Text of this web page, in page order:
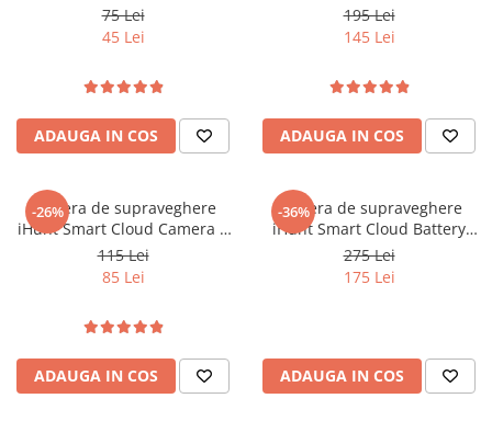
75 Lei
45 Lei
ADAUGA IN COS
195 Lei
145 Lei
ADAUGA IN COS
-26%
Camera de supraveghere
iHunt Smart Cloud Camera 3
PRO
115 Lei
85 Lei
ADAUGA IN COS
-36%
Camera de supraveghere
iHunt Smart Cloud Battery
Camera 9 PRO
275 Lei
175 Lei
ADAUGA IN COS